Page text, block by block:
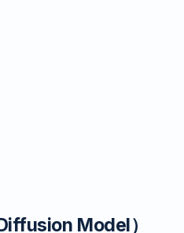
Model）